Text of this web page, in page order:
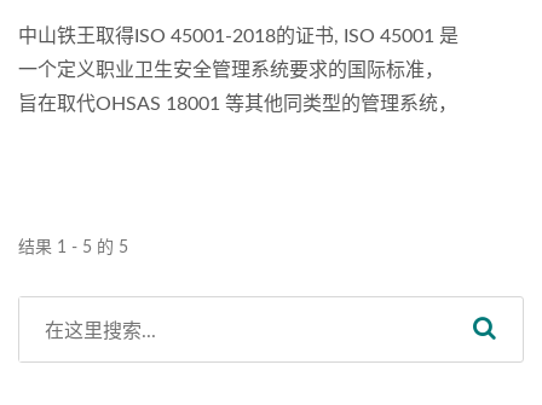
中山铁王取得ISO 45001-2018的证书, ISO 45001 是
一个定义职业卫生安全管理系统要求的国际标准，
旨在取代OHSAS 18001 等其他同类型的管理系统，
结果 1 - 5 的 5